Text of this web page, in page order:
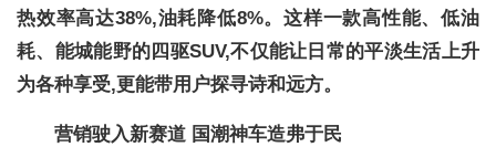
热效率高达38%,油耗降低8%。这样一款高性能、低油
耗、能城能野的四驱SUV,不仅能让日常的平淡生活上升
为各种享受,更能带用户探寻诗和远方。
营销驶入新赛道 国潮神车造弗于民